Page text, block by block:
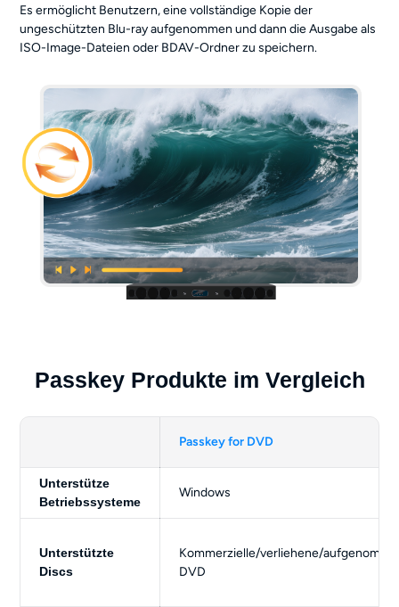
Es ermöglicht Benutzern, eine vollständige Kopie der
ungeschützten Blu-ray aufgenommen und dann die Ausgabe als
ISO-Image-Dateien oder BDAV-Ordner zu speichern.
Passkey Produkte im Vergleich
Passkey for DVD
Unterstütze
Betriebssysteme
Windows
Unterstützte
Discs
Kommerzielle/verliehene/
DVD